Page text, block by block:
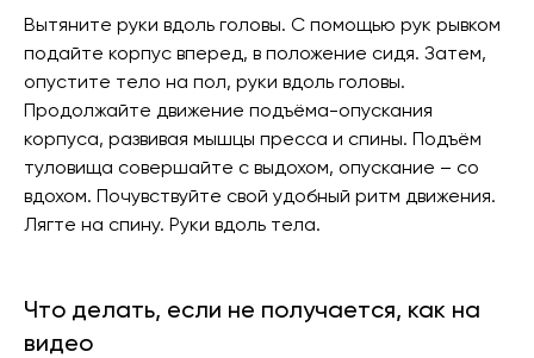
Вытяните руки вдоль головы. С помощью рук рывком
подайте корпус вперед, в положение сидя. Затем,
опустите тело на пол, руки вдоль головы.
Продолжайте движение подъёма-опускания
корпуса, развивая мышцы пресса и спины. Подъём
туловища совершайте с выдохом, опускание – со
вдохом. Почувствуйте свой удобный ритм движения.
Лягте на спину. Руки вдоль тела.
Что делать, если не получается, как на
видео